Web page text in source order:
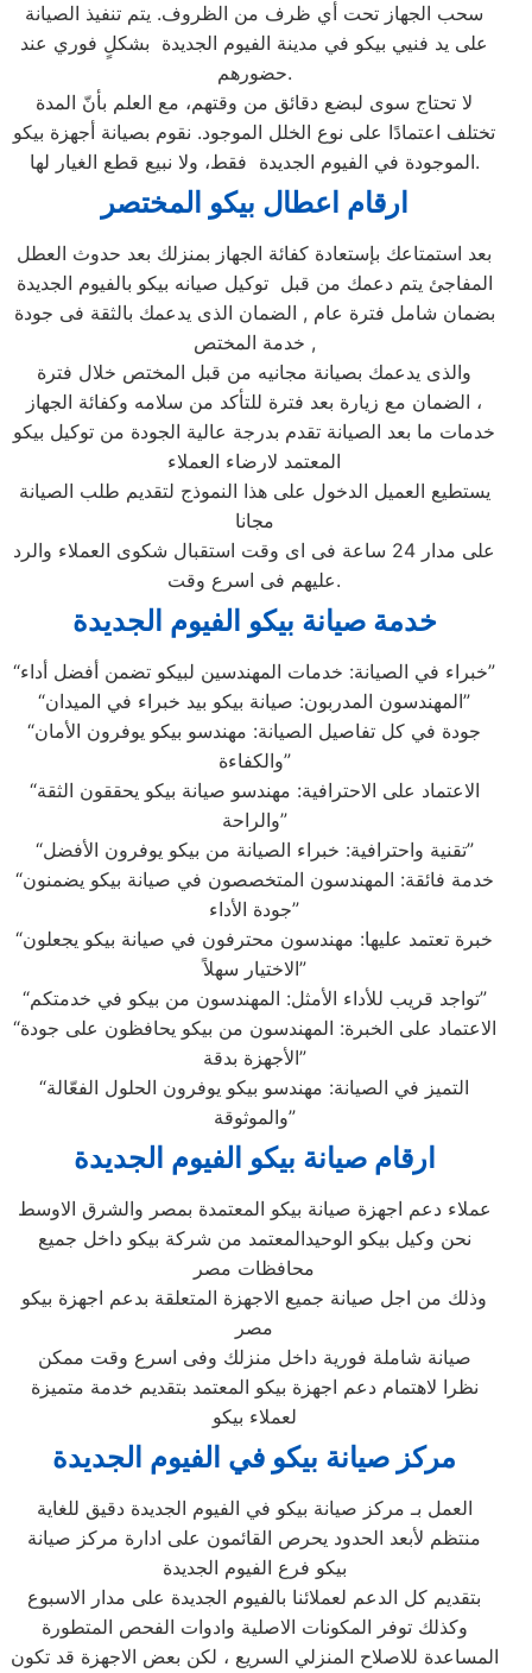
سحب الجهاز تحت أي ظرف من الظروف. يتم تنفيذ الصيانة
على يد فنيي بيكو في مدينة الفيوم الجديدة بشكلٍ فوري عند
حضورهم.
لا تحتاج سوى لبضع دقائق من وقتهم، مع العلم بأنّ المدة
تختلف اعتمادًا على نوع الخلل الموجود. نقوم بصيانة أجهزة بيكو
الموجودة في الفيوم الجديدة فقط، ولا نبيع قطع الغيار لها.
ارقام اعطال بيكو المختصر
بعد استمتاعك بإستعادة كفائة الجهاز بمنزلك بعد حدوث العطل
المفاجئ يتم دعمك من قبل توكيل صيانه بيكو بالفيوم الجديدة
بضمان شامل فترة عام , الضمان الذى يدعمك بالثقة فى جودة
خدمة المختص ,
والذى يدعمك بصيانة مجانيه من قبل المختص خلال فترة
الضمان مع زيارة بعد فترة للتأكد من سلامه وكفائة الجهاز ،
خدمات ما بعد الصيانة تقدم بدرجة عالية الجودة من توكيل بيكو
المعتمد لارضاء العملاء
يستطيع العميل الدخول على هذا النموذج لتقديم طلب الصيانة
مجانا
على مدار 24 ساعة فى اى وقت استقبال شكوى العملاء والرد
عليهم فى اسرع وقت.
خدمة صيانة بيكو الفيوم الجديدة
“خبراء في الصيانة: خدمات المهندسين لبيكو تضمن أفضل أداء”
“المهندسون المدربون: صيانة بيكو بيد خبراء في الميدان”
“جودة في كل تفاصيل الصيانة: مهندسو بيكو يوفرون الأمان
والكفاءة”
“الاعتماد على الاحترافية: مهندسو صيانة بيكو يحققون الثقة
والراحة”
“تقنية واحترافية: خبراء الصيانة من بيكو يوفرون الأفضل”
“خدمة فائقة: المهندسون المتخصصون في صيانة بيكو يضمنون
جودة الأداء”
“خبرة تعتمد عليها: مهندسون محترفون في صيانة بيكو يجعلون
الاختيار سهلاً”
“تواجد قريب للأداء الأمثل: المهندسون من بيكو في خدمتكم”
“الاعتماد على الخبرة: المهندسون من بيكو يحافظون على جودة
الأجهزة بدقة”
“التميز في الصيانة: مهندسو بيكو يوفرون الحلول الفعّالة
والموثوقة”
ارقام صيانة بيكو الفيوم الجديدة
عملاء دعم اجهزة صيانة بيكو المعتمدة بمصر والشرق الاوسط
نحن وكيل بيكو الوحيدالمعتمد من شركة بيكو داخل جميع
محافظات مصر
وذلك من اجل صيانة جميع الاجهزة المتعلقة بدعم اجهزة بيكو
مصر
صيانة شاملة فورية داخل منزلك وفى اسرع وقت ممكن
نظرا لاهتمام دعم اجهزة بيكو المعتمد بتقديم خدمة متميزة
لعملاء بيكو
مركز صيانة بيكو في الفيوم الجديدة
العمل بـ مركز صيانة بيكو في الفيوم الجديدة دقيق للغاية
منتظم لأبعد الحدود يحرص القائمون على ادارة مركز صيانة
بيكو فرع الفيوم الجديدة
بتقديم كل الدعم لعملائنا بالفيوم الجديدة على مدار الاسبوع
وكذلك توفر المكونات الاصلية وادوات الفحص المتطورة
المساعدة للاصلاح المنزلي السريع ، لكن بعض الاجهزة قد تكون